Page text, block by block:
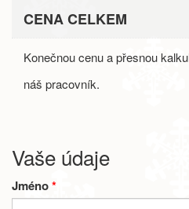
CENA CELKEM
Konečnou cenu a přesnou
náš pracovník.
Vaše údaje
Jméno*